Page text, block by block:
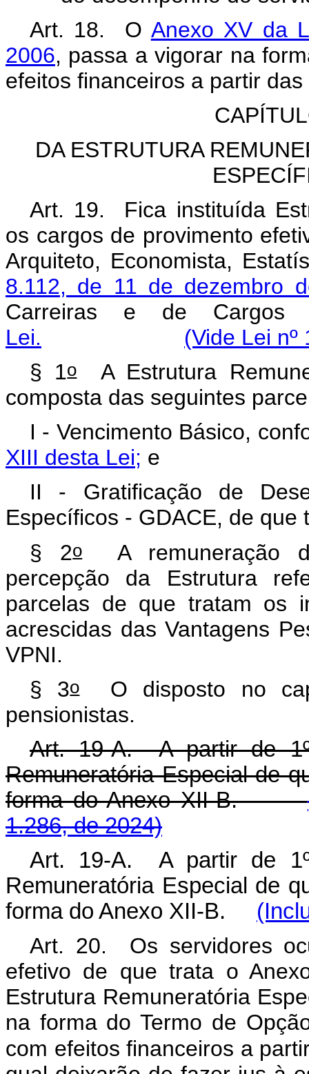
Art. 18. O Anexo XV da
2006, passa a vigorar na
efeitos financeiros a partir
DA ESTRUTURA
Art. 19. Fica instituída
os cargos de provimento
Arquiteto, Economista,
8.112, de 11 de dezembro
Carreiras e de
Lei.
(Vide Lei
§ 1oA Estrutura
composta das seguintes
I - Vencimento Básico,
XIII desta Lei; e
II - Gratificação de
Específicos - GDACE, de que
§ 2oA remuneração
percepção da Estrutura
parcelas de que tratam
acrescidas das Vantagens
VPNI.
§ 3oO disposto no
pensionistas.
Art. 19-A. A partir de
Remuneratória Especial de
forma do Anexo XII-B.
1.286, de 2024)
Art. 19-A. A partir de
Remuneratória Especial de
forma do Anexo XII-B.
Art. 20. Os servidores
efetivo de que trata o
Estrutura Remuneratória
na forma do Termo de
com efeitos financeiros a